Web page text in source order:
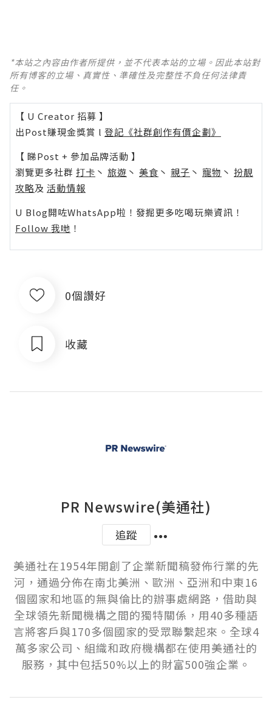
*本站之內容由作者所提供，並不代表本站的立場。因此本站對
所有博客的立場、真實性、準確性及完整性不負任何法律責
任。
【 U Creator 招募 】
出Post賺現金獎賞 l 登記《社群創作有價企劃》
【 睇Post + 參加品牌活動 】
瀏覽更多社群 打卡 丶 旅遊 丶 美食 丶 親子 丶 寵物 丶 扮靚
攻略及 活動情報
U Blog開咗WhatsApp啦！發掘更多吃喝玩樂資訊！
Follow 我哋 ！
0個讚好
收藏
PR Newswire(美通社)
追蹤
美通社在1954年開創了企業新聞稿發佈行業的先
河，通過分佈在南北美洲、歐洲、亞洲和中東16
個國家和地區的無與倫比的辦事處網路，借助與
全球領先新聞機構之間的獨特關係，用40多種語
言將客戶與170多個國家的受眾聯繫起來。全球4
萬多家公司、組織和政府機構都在使用美通社的
服務，其中包括50%以上的財富500強企業。